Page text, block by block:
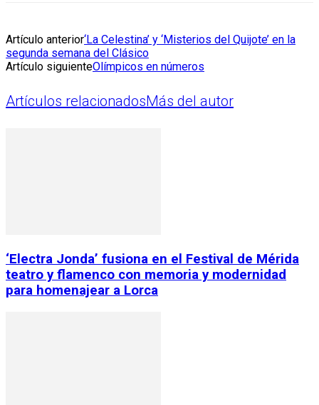
Artículo anterior‘La Celestina’ y ‘Misterios del Quijote’ en la
segunda semana del Clásico
Artículo siguienteOlímpicos en números
Artículos relacionadosMás del autor
‘Electra Jonda’ fusiona en el Festival de Mérida
teatro y flamenco con memoria y modernidad
para homenajear a Lorca